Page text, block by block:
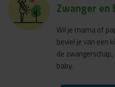
Zwanger en
Wil je mama of
beviel je van een
de
baby.